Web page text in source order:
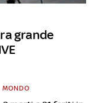
grande
MONDO